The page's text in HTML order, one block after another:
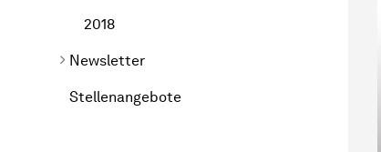
2018
Newsletter
Stellenangebote